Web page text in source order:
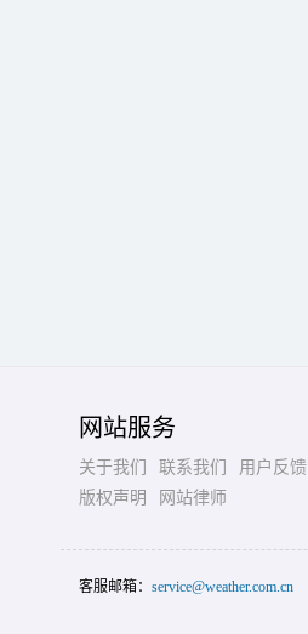
网站服务
关于我们 联系我们
用户反馈
版权声明
网站律师
客服邮箱： service@weather.com.cn